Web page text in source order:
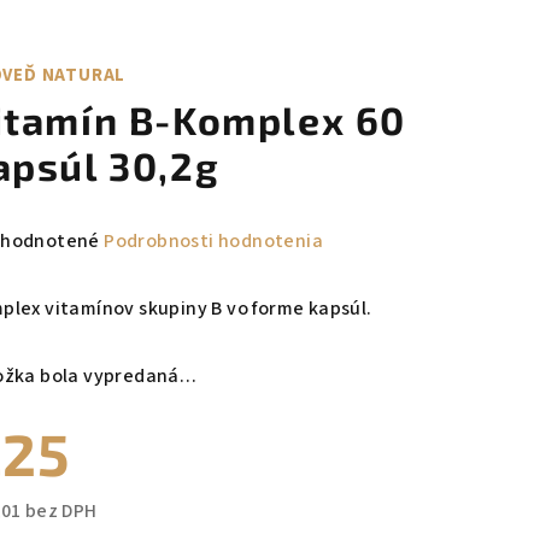
NATURAL
B-Komplex 60
30,2g
Podrobnosti hodnotenia
vitamínov skupiny B vo forme kapsúl.
bola vypredaná…
bez DPH